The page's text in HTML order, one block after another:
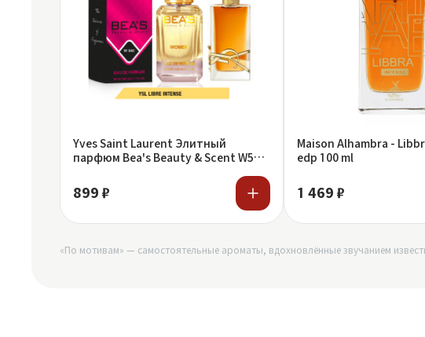
Yves Saint Laurent Элитный
парфюм Bea's Beauty & Scent W582
899 ₽
Maison Alhambra -
edp 100 ml
1 469 ₽
«По мотивам» — самостоятельные ароматы, вдохновлённые звучанием